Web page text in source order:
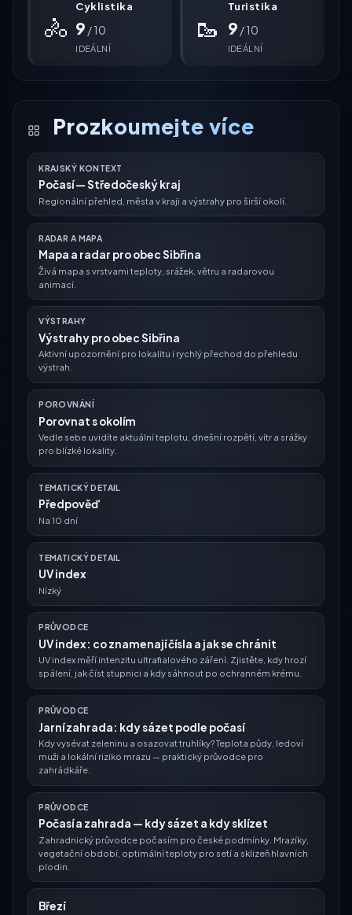
🚴
Cyklistika
9 / 10
IDEÁLNÍ
🥾
Turistika
9 / 10
IDEÁLNÍ
Prozkoumejte více
KRAJSKÝ KONTEXT
Počasí — Středočeský kraj
Regionální přehled, města v kraji a výstrahy pro širší okolí.
RADAR A MAPA
Mapa a radar pro obec Sibřina
Živá mapa s vrstvami teploty, srážek, větru a radarovou
animací.
VÝSTRAHY
Výstrahy pro obec Sibřina
Aktivní upozornění pro lokalitu i rychlý přechod do přehledu
výstrah.
POROVNÁNÍ
Porovnat s okolím
Vedle sebe uvidíte aktuální teplotu, dnešní rozpětí, vítr a srážky
pro blízké lokality.
TEMATICKÝ DETAIL
Předpověď
Na 10 dní
TEMATICKÝ DETAIL
UV index
Nízký
PRŮVODCE
UV index: co znamenají čísla a jak se chránit
UV index měří intenzitu ultrafialového záření. Zjistěte, kdy hrozí
spálení, jak číst stupnici a kdy sáhnout po ochranném krému.
PRŮVODCE
Jarní zahrada: kdy sázet podle počasí
Kdy vysévat zeleninu a osazovat truhlíky? Teplota půdy, ledoví
muži a lokální riziko mrazu — praktický průvodce pro
zahrádkáře.
PRŮVODCE
Počasí a zahrada — kdy sázet a kdy sklízet
Zahradnický průvodce počasím pro české podmínky. Mrazíky,
vegetační období, optimální teploty pro setí a sklizeň hlavních
plodin.
Březí